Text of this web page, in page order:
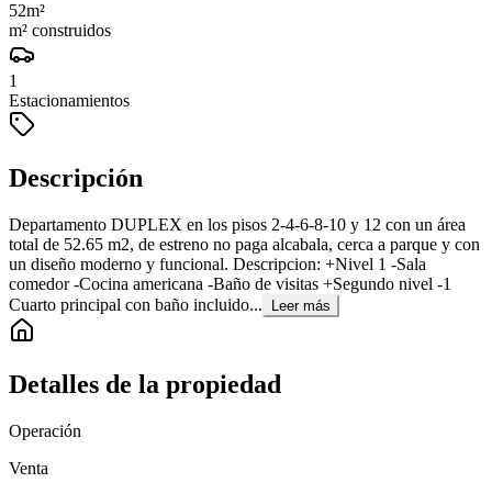
52m²
m² construidos
1
Estacionamientos
Descripción
Departamento DUPLEX en los pisos 2-4-6-8-10 y 12 con un área
total de 52.65 m2, de estreno no paga alcabala, cerca a parque y con
un diseño moderno y funcional. Descripcion: +Nivel 1 -Sala
comedor -Cocina americana -Baño de visitas +Segundo nivel -1
Cuarto principal con baño incluido...
Leer más
Detalles de la propiedad
Operación
Venta